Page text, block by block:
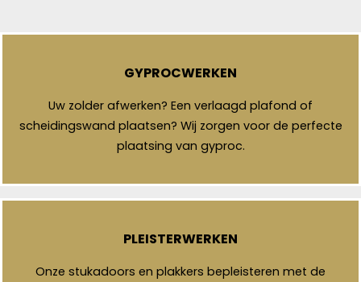
GYPROCWERKEN
Uw zolder afwerken? Een verlaagd plafond of
scheidingswand plaatsen? Wij zorgen voor de perfecte
plaatsing van gyproc.
PLEISTERWERKEN
Onze stukadoors en plakkers bepleisteren met de